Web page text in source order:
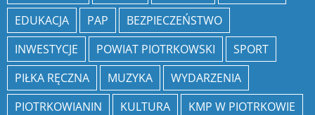
EDUKACJA
PAP
BEZPIECZEŃSTWO
INWESTYCJE
POWIAT PIOTRKOWSKI
SPORT
PIŁKA RĘCZNA
MUZYKA
WYDARZENIA
PIOTRKOWIANIN
KULTURA
KMP W PIOTRKOWIE